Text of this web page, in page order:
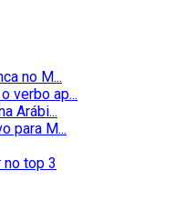
no M...
verbo ap...
Arábi...
para M...
no top 3